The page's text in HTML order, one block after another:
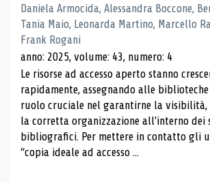
Daniela Armocida, Alessandra Boccone,
Tania Maio, Leonarda Martino, Marcello
Frank Rogani
anno: 2025, volume: 43, numero: 4
Le risorse ad accesso aperto stanno
rapidamente, assegnando alle
ruolo cruciale nel garantirne la
la corretta organizzazione all'interno dei
bibliografici. Per mettere in contatto gli
“copia ideale ad accesso ...